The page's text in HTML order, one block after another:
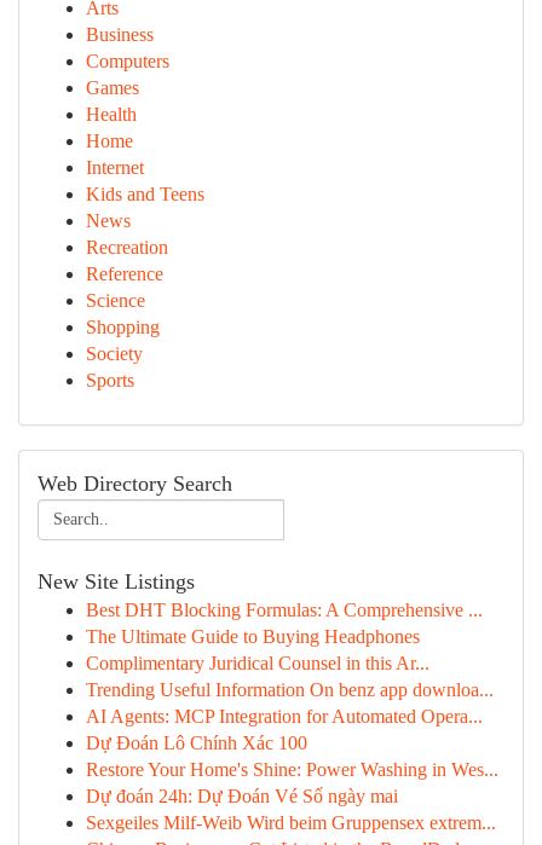
Arts
Business
Computers
Games
Health
Home
Internet
Kids and Teens
News
Recreation
Reference
Science
Shopping
Society
Sports
Web Directory Search
New Site Listings
Best DHT Blocking Formulas: A Comprehensive ...
The Ultimate Guide to Buying Headphones
Complimentary Juridical Counsel in this Ar...
Trending Useful Information On benz app downloa...
AI Agents: MCP Integration for Automated Opera...
Dự Đoán Lô Chính Xác 100
Restore Your Home's Shine: Power Washing in Wes...
Dự đoán 24h: Dự Đoán Vé Số ngày mai
Sexgeiles Milf-Weib Wird beim Gruppensex extrem...